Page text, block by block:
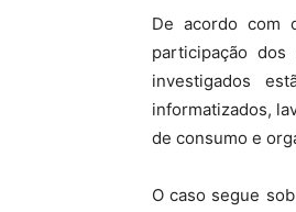
De acordo com
participação
investigados
informatizados,
de consumo e
O caso segue